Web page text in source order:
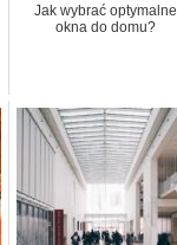
Jak wybrać optymalne
okna do domu?